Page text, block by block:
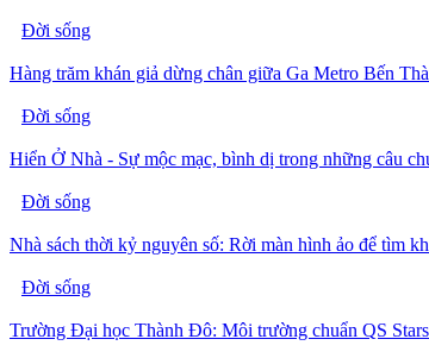
Đời sống
Hàng trăm khán giả dừng chân giữa Ga Metro Bến
Đời sống
Hiển Ở Nhà - Sự mộc mạc, bình dị trong những câu
Đời sống
Nhà sách thời kỷ nguyên số: Rời màn hình ảo để tìm
Đời sống
Trường Đại học Thành Đô: Môi trường chuẩn QS